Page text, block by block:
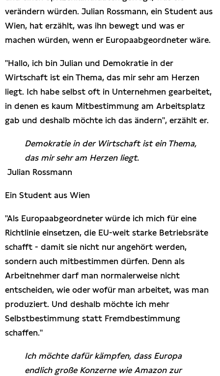
verändern würden. Julian Rossmann, ein Student aus
Wien, hat erzählt, was ihn bewegt und was er
machen würden, wenn er Europaabgeordneter wäre.
"Hallo, ich bin Julian und Demokratie in der
Wirtschaft ist ein Thema, das mir sehr am Herzen
liegt. Ich habe selbst oft in Unternehmen gearbeitet,
in denen es kaum Mitbestimmung am Arbeitsplatz
gab und deshalb möchte ich das ändern", erzählt er.
Demokratie in der Wirtschaft ist ein Thema,
das mir sehr am Herzen liegt.
Julian Rossmann
Ein Student aus Wien
"Als Europaabgeordneter würde ich mich für eine
Richtlinie einsetzen, die EU-weit starke Betriebsräte
schafft - damit sie nicht nur angehört werden,
sondern auch mitbestimmen dürfen. Denn als
Arbeitnehmer darf man normalerweise nicht
entscheiden, wie oder wofür man arbeitet, was man
produziert. Und deshalb möchte ich mehr
Selbstbestimmung statt Fremdbestimmung
schaffen."
Ich möchte dafür kämpfen, dass Europa
endlich große Konzerne wie Amazon zur